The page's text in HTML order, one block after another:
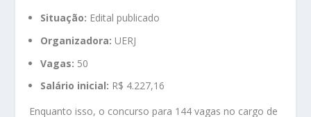
Situação: Edital publicado
Organizadora: UERJ
Vagas: 50
Salário inicial: R$ 4.227,16
Enquanto isso, o concurso para 144 vagas no cargo de